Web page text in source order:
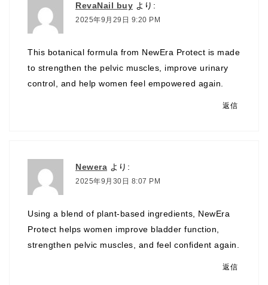
RevaNail buy より:
2025年9月29日 9:20 PM
This botanical formula from NewEra Protect is made
to strengthen the pelvic muscles, improve urinary
control, and help women feel empowered again.
返信
Newera より:
2025年9月30日 8:07 PM
Using a blend of plant-based ingredients, NewEra
Protect helps women improve bladder function,
strengthen pelvic muscles, and feel confident again.
返信